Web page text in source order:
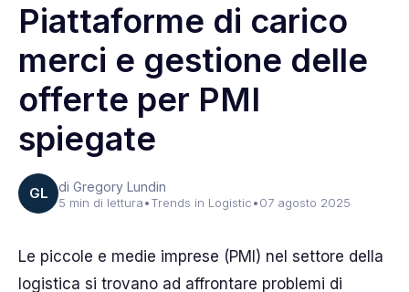
Piattaforme di carico
merci e gestione delle
offerte per PMI
spiegate
GL di Gregory Lundin
5 min di lettura•Trends in Logistic•07 agosto 2025
Le piccole e medie imprese (PMI) nel settore della
logistica si trovano ad affrontare problemi di